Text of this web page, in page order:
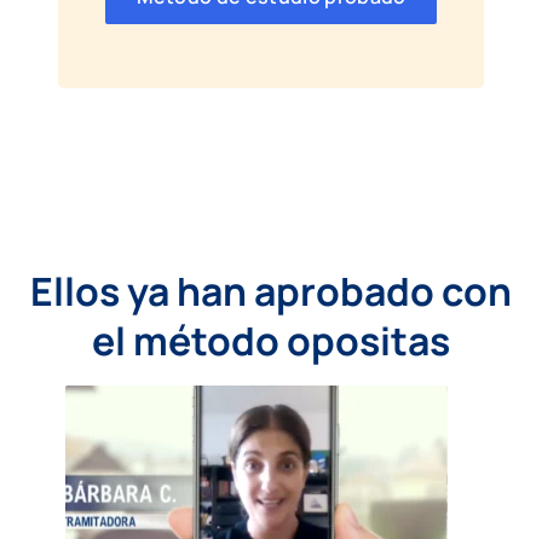
Ellos ya han aprobado con
el método opositas